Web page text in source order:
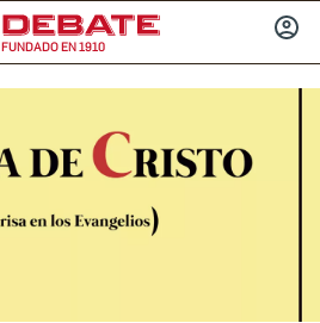
FUNDADO EN 1910